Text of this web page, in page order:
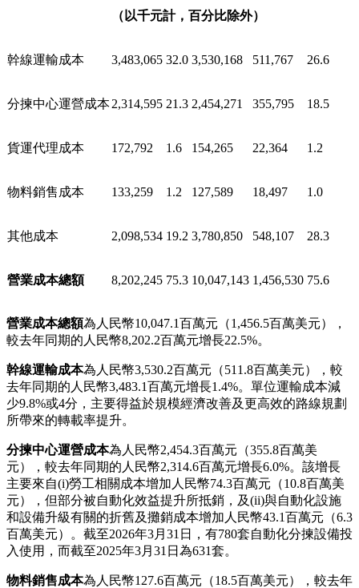
要來自金融貸款業務。
截至3月31日止三個月
2025年 2026年
人民幣 % 人民幣 美元 %
（以千元計，百分比除外）
幹線運輸成本 3,483,065 32.0 3,530,168 511,767 26.6
分揀中心運營成本 2,314,595 21.3 2,454,271 355,795 18.5
貨運代理成本 172,792 1.6 154,265 22,364 1.2
物料銷售成本 133,259 1.2 127,589 18,497 1.0
其他成本 2,098,534 19.2 3,780,850 548,107 28.3
營業成本總額 8,202,245 75.3 10,047,143 1,456,530 75.6
營業成本總額為人民幣10,047.1百萬元（1,456.5百萬美元），
較去年同期的人民幣8,202.2百萬元增長22.5%。
幹線運輸成本為人民幣3,530.2百萬元（511.8百萬美元），較
少9.8%或4分，主要得益於規模經濟改善及更高效的路線規劃